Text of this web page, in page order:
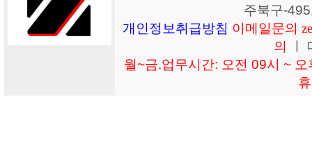
주북구-
개인정보취급방침 이메일문의
의
월~금.업무시간: 오전 09시 ~